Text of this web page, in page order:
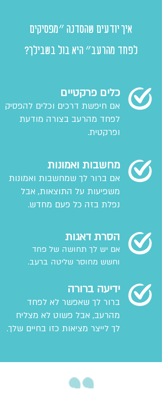
איך יודעים שהסדנה ״מפסיקים
לפחד מהרעב״ היא בול בשבילך?
כלים פרקטיים
אם חיפשת דרכים וכלים להפסיק
לפחד מהרעב בצורה מודעת
ופרקטית.
מחשבות ואמונות
אם ברור לך שמחשבות ואמונות
משפיעות על התוצאות, אבל
נפלת בזה כל פעם מחדש.
הסרת דאגות
אם יש לך תחושה של פחד
וחשש מחוסר שליטה ברעב.
ידיעה ברורה
ברור לך שאפשר לא לפחד
מהרעב, אבל פשוט לא מצליח
לך לייצר מציאות כזו בחיים שלך.